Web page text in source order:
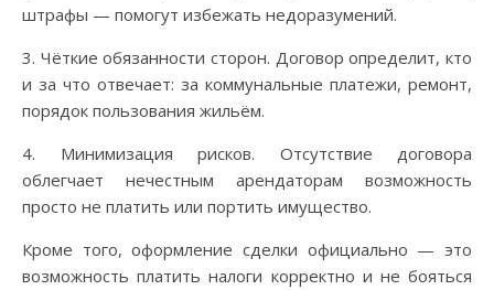
штрафы — помогут избежать недоразумений.
3. Чёткие обязанности сторон. Договор определит, кто
и за что отвечает: за коммунальные платежи, ремонт,
порядок пользования жильём.
4. Минимизация рисков. Отсутствие договора
облегчает нечестным арендаторам возможность
просто не платить или портить имущество.
Кроме того, оформление сделки официально — это
возможность платить налоги корректно и не бояться